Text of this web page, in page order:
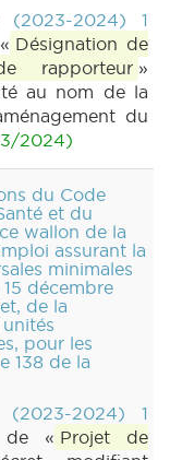
(2023-2024) 1
Désignation de
rapporteur »
au nom de la
du
2024)
du Code
et du
wallon de la
assurant la
minimales
décembre
de la
pour les
138 de la
(2023-2024) 1
de « Projet de